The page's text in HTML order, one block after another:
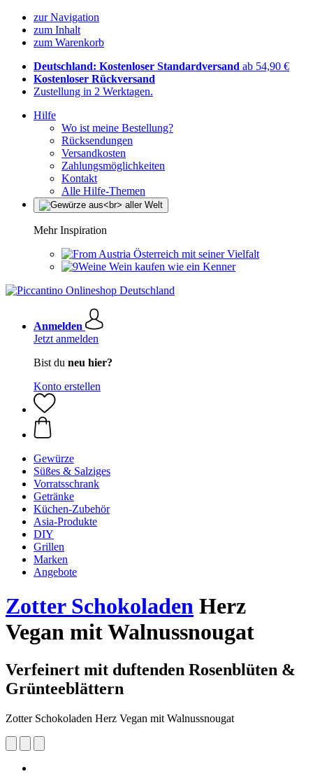
zur Navigation
zum Inhalt
zum Warenkorb
Deutschland: Kostenloser Standardversand ab 54,90 €
Kostenloser Rückversand
Zustellung in 2 Werktagen.
Hilfe
Wo ist meine Bestellung?
Rücksendungen
Versandkosten
Zahlungsmöglichkeiten
Kontakt
Alle Hilfe-Themen
Mehr Inspiration
Österreich mit seiner Vielfalt
Wein kaufen wie ein Kenner
Anmelden
Jetzt anmelden
Bist du neu hier?
Konto erstellen
Gewürze
Süßes & Salziges
Vorratsschrank
Getränke
Küchen-Zubehör
Asia-Produkte
DIY
Grillen
Marken
Angebote
Zotter Schokoladen Herz
Vegan mit Walnussnougat
Verfeinert mit duftenden Rosenblüten &
Grünteeblättern
Zotter Schokoladen Herz Vegan mit Walnussnougat